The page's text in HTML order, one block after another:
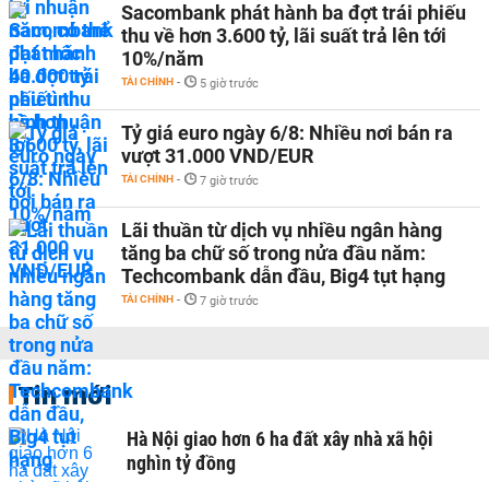
Sacombank phát hành ba đợt trái phiếu
thu về hơn 3.600 tỷ, lãi suất trả lên tới
10%/năm
TÀI CHÍNH - 5 giờ trước
Tỷ giá euro ngày 6/8: Nhiều nơi bán ra
vượt 31.000 VND/EUR
TÀI CHÍNH - 7 giờ trước
Lãi thuần từ dịch vụ nhiều ngân hàng
tăng ba chữ số trong nửa đầu năm:
Techcombank dẫn đầu, Big4 tụt hạng
TÀI CHÍNH - 7 giờ trước
Tin mới
Hà Nội giao hơn 6 ha đất xây nhà xã hội
nghìn tỷ đồng